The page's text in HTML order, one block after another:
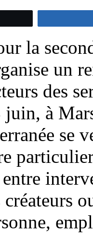
la
un
des
à
se